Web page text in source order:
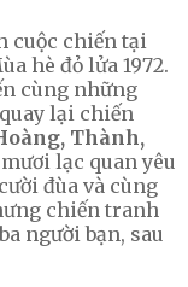
cuộc chiến tại
hè đỏ lửa 1972.
cùng những
lại chiến
Thành,
lạc quan yêu
đùa và cùng
chiến tranh
người bạn, sau